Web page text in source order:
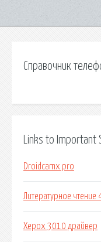
Справочник
Links to Important
Droidcamx pro
Литературное чтение
Херох 3010 драйвер